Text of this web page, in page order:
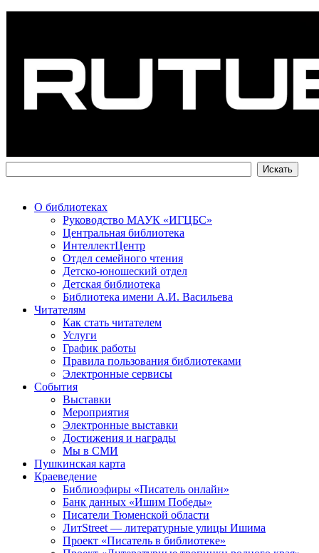
О библиотеках
Руководство МАУК «ИГЦБС»
Центральная библиотека
ИнтеллектЦентр
Отдел семейного чтения
Детско-юношеский отдел
Детская библиотека
Библиотека имени А.И. Васильева
Читателям
Как стать читателем
Услуги
График работы
Правила пользования библиотеками
Электронные сервисы
События
Выставки
Мероприятия
Электронные выставки
Достижения и награды
Мы в СМИ
Пушкинская карта
Краеведение
Библиоэфиры «Писатель онлайн»
Банк данных «Ишим Победы»
Писатели Тюменской области
ЛитStreet — литературные улицы Ишима
Проект «Писатель в библиотеке»